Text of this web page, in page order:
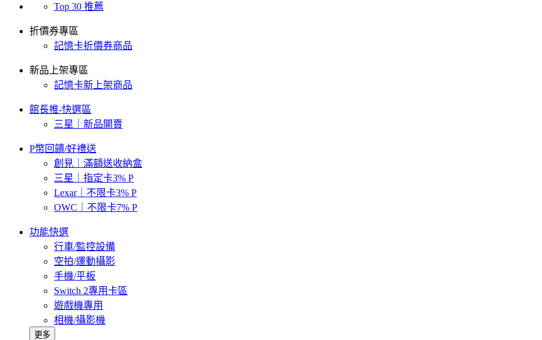
Top 30 推薦
折價券專區
記憶卡折價券商品
新品上架專區
記憶卡新上架商品
館長推-快選區
三星｜新品開賣
P幣回饋/好禮送
創見｜滿額送收納盒
三星｜指定卡3% P
Lexar｜不限卡3% P
OWC｜不限卡7% P
功能快選
行車/監控設備
空拍/運動攝影
手機/平板
Switch 2專用卡區
遊戲機專用
相機/攝影機
更多